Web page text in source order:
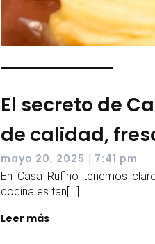
El secreto de
de calidad,
mayo 20, 2025 | 7:41 pm
En Casa Rufino tenemos
cocina es tan[…]
Leer más